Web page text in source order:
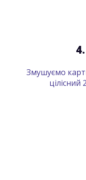
Змушуємо
цілісний